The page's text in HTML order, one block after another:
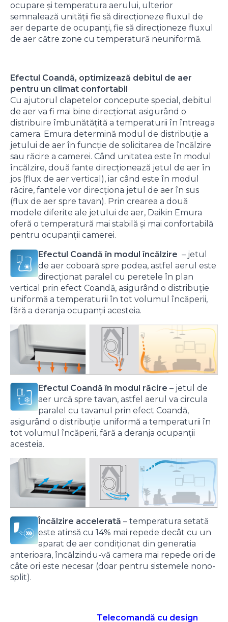
ocupare și temperatura aerului, ulterior
semnalează unității fie să direcționeze fluxul de
aer departe de ocupanți, fie să direcționeze fluxul
de aer către zone cu temperatură neuniformă.
Efectul Coandă, optimizează debitul de aer
pentru un climat confortabil
Cu ajutorul clapetelor concepute special, debitul
de aer va fi mai bine direcționat asigurând o
distribuire îmbunătățită a temperaturii în întreaga
camera. Emura determină modul de distribuție a
jetului de aer în funcție de solicitarea de încălzire
sau răcire a camerei. Când unitatea este în modul
încălzire, două fante direcționează jetul de aer în
jos (flux de aer vertical), iar când este în modul
răcire, fantele vor direcționa jetul de aer în sus
(flux de aer spre tavan). Prin crearea a două
modele diferite ale jetului de aer, Daikin Emura
oferă o temperatură mai stabilă și mai confortabilă
pentru ocupanții camerei.
Efectul Coandă în modul încălzire – jetul
de aer coboară spre podea, astfel aerul este
direcţionat paralel cu peretele în plan
vertical prin efect Coandă, asigurând o distribuţie
uniformă a temperaturii în tot volumul încăperii,
fără a deranja ocupanţii acesteia.
Efectul Coandă în modul răcire – jetul de
aer urcă spre tavan, astfel aerul va circula
paralel cu tavanul prin efect Coandă,
asigurând o distribuţie uniformă a temperaturii în
tot volumul încăperii, fără a deranja ocupanţii
acesteia.
Încălzire accelerată – temperatura setată
este atinsă cu 14% mai repede decât cu un
aparat de aer condiționat din generatia
anterioara, încălzindu-vă camera mai repede ori de
câte ori este necesar (doar pentru sistemele nono-
split).
Telecomandă cu design